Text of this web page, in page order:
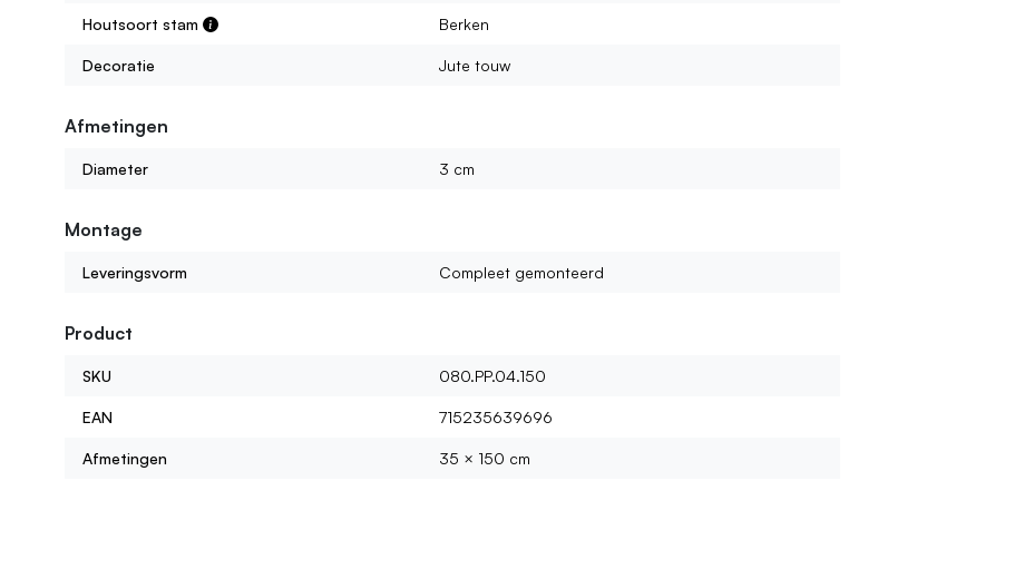
Houtsoort stam Berken
Decoratie Jute touw
Afmetingen
Diameter 3 cm
Montage
Leveringsvorm Compleet gemonteerd
Product
SKU 080.PP.04.150
EAN 715235639696
Afmetingen 35 × 150 cm